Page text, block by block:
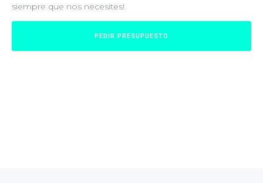
siempre que nos necesites!
PEDIR PRESUPUESTO